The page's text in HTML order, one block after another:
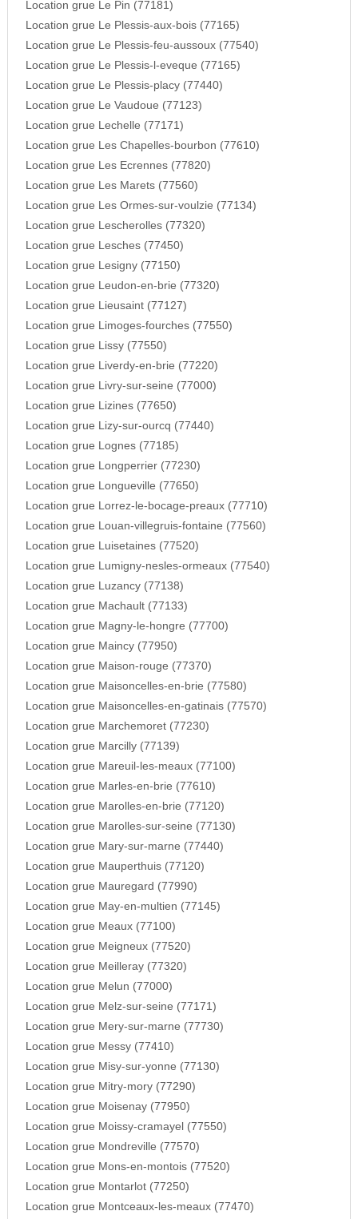
Location grue Le Pin (77181)
Location grue Le Plessis-aux-bois (77165)
Location grue Le Plessis-feu-aussoux (77540)
Location grue Le Plessis-l-eveque (77165)
Location grue Le Plessis-placy (77440)
Location grue Le Vaudoue (77123)
Location grue Lechelle (77171)
Location grue Les Chapelles-bourbon (77610)
Location grue Les Ecrennes (77820)
Location grue Les Marets (77560)
Location grue Les Ormes-sur-voulzie (77134)
Location grue Lescherolles (77320)
Location grue Lesches (77450)
Location grue Lesigny (77150)
Location grue Leudon-en-brie (77320)
Location grue Lieusaint (77127)
Location grue Limoges-fourches (77550)
Location grue Lissy (77550)
Location grue Liverdy-en-brie (77220)
Location grue Livry-sur-seine (77000)
Location grue Lizines (77650)
Location grue Lizy-sur-ourcq (77440)
Location grue Lognes (77185)
Location grue Longperrier (77230)
Location grue Longueville (77650)
Location grue Lorrez-le-bocage-preaux (77710)
Location grue Louan-villegruis-fontaine (77560)
Location grue Luisetaines (77520)
Location grue Lumigny-nesles-ormeaux (77540)
Location grue Luzancy (77138)
Location grue Machault (77133)
Location grue Magny-le-hongre (77700)
Location grue Maincy (77950)
Location grue Maison-rouge (77370)
Location grue Maisoncelles-en-brie (77580)
Location grue Maisoncelles-en-gatinais (77570)
Location grue Marchemoret (77230)
Location grue Marcilly (77139)
Location grue Mareuil-les-meaux (77100)
Location grue Marles-en-brie (77610)
Location grue Marolles-en-brie (77120)
Location grue Marolles-sur-seine (77130)
Location grue Mary-sur-marne (77440)
Location grue Mauperthuis (77120)
Location grue Mauregard (77990)
Location grue May-en-multien (77145)
Location grue Meaux (77100)
Location grue Meigneux (77520)
Location grue Meilleray (77320)
Location grue Melun (77000)
Location grue Melz-sur-seine (77171)
Location grue Mery-sur-marne (77730)
Location grue Messy (77410)
Location grue Misy-sur-yonne (77130)
Location grue Mitry-mory (77290)
Location grue Moisenay (77950)
Location grue Moissy-cramayel (77550)
Location grue Mondreville (77570)
Location grue Mons-en-montois (77520)
Location grue Montarlot (77250)
Location grue Montceaux-les-meaux (77470)